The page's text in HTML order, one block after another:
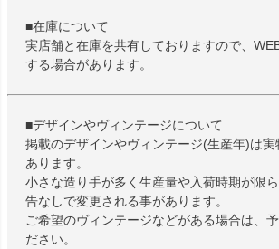
■在庫について
実店舗と在庫を共有しておりますので、
する場合があります。
■デザインやヴィンテージについて
掲載のデザインやヴィンテージ(生産年)は
あります。
小さな造り手が多く生産量や入荷時期が限
告なしで変更される事があります。
ご希望のヴィンテージなどがある場合は、
ださい。